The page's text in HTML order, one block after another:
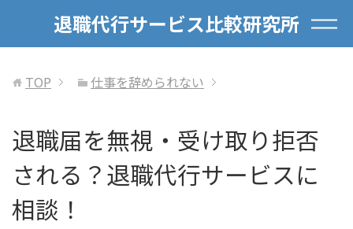
退職代行サービス比較研究所
TOP 仕事を辞められない
退職届を無視・受け取り拒否
される？退職代行サービスに
相談！